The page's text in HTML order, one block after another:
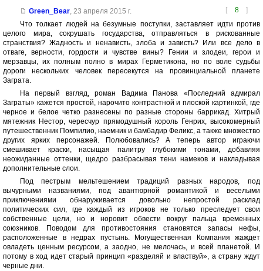
[ 8 ]
Green_Bear, 23 апреля 2015 г.
Что толкает людей на безумные поступки, заставляет идти против
целого мира, сокрушать государства, отправляться в рискованные
странствия? Жадность и ненависть, злоба и зависть? Или все дело в
отваге, верности, гордости и чувстве вины? Гении и злодеи, герои и
мерзавцы, их полным полно в мирах Герметикона, но по воле судьбы
дороги нескольких человек пересекутся на провинциальной планете
Заграта.
На первый взгляд, роман Вадима Панова «Последний адмирал
Заграты» кажется простой, нарочито контрастной и плоской картинкой, где
черное и белое четко разнесены по разные стороны баррикад. Хитрый
мятежник Нестор, чересчур прямодушный король Генрих, высокомерный
путешественник Помпилио, наемник и бамбадир Феликс, а также множество
других ярких персонажей. Полюбовались? А теперь автор играючи
смешивает краски, насыщая палитру глубокими тонами, добавляя
неожиданные оттенки, щедро разбрасывая тени намеков и накладывая
дополнительные слои.
Под пестрым мельтешением традиций разных народов, под
вычурными названиями, под авантюрной романтикой и веселыми
приключениями обнаруживается довольно непростой расклад
политических сил, где каждый из игроков не только преследует свои
собственные цели, но и норовит обвести вокруг пальца временных
союзников. Поводом для противостояния становятся запасы нефы,
расположенные в недрах пустынь. Могущественная Компания жаждет
овладеть ценным ресурсом, а заодно, не мелочась, и всей планетой. И
потому в ход идет старый принцип «разделяй и властвуй», а страну ждут
черные дни.